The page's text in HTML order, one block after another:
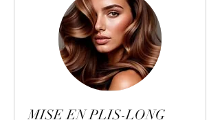
MISE EN PLIS-LONG